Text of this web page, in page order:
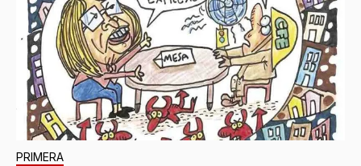
PRIMERA